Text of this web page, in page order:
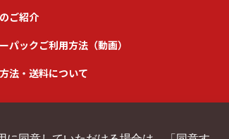
ご紹介
パックご利用方法（動画）
法・送料について